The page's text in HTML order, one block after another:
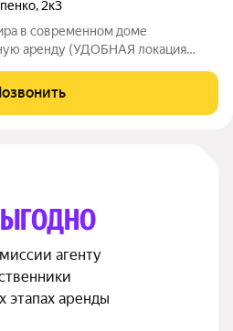
, 2к3
в современном доме
аренду (УДОБНАЯ локация
Качественный ремонт из
техника (включая
агенту
этапах аренды